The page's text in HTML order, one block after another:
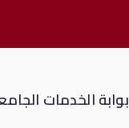
بوابة الخدمات